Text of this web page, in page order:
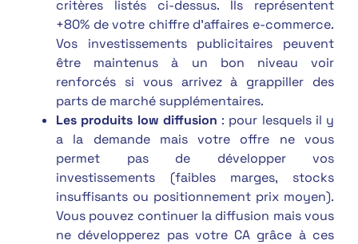
critères listés ci-dessus. Ils représentent
+80% de votre chiffre d’affaires e-commerce.
Vos investissements publicitaires peuvent
être maintenus à un bon niveau voir
renforcés si vous arrivez à grappiller des
parts de marché supplémentaires.
Les produits low diffusion : pour lesquels il y
a la demande mais votre offre ne vous
permet pas de développer vos
investissements (faibles marges, stocks
insuffisants ou positionnement prix moyen).
Vous pouvez continuer la diffusion mais vous
ne développerez pas votre CA grâce à ces